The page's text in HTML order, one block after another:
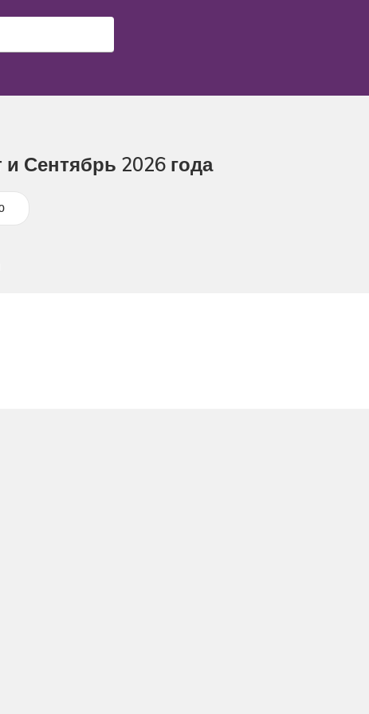
Сентябрь 2026 года